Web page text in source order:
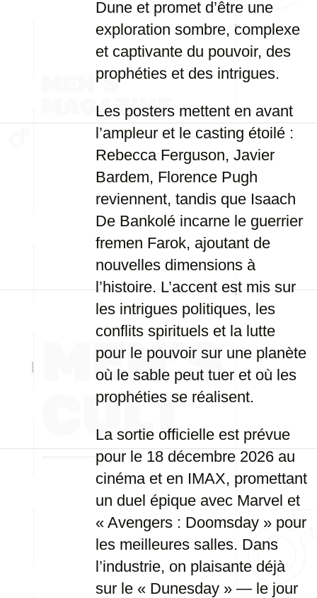
Dune et promet d’être une
exploration sombre, complexe
et captivante du pouvoir, des
prophéties et des intrigues.
Les posters mettent en avant
l’ampleur et le casting étoilé :
Rebecca Ferguson, Javier
Bardem, Florence Pugh
reviennent, tandis que Isaach
De Bankolé incarne le guerrier
fremen Farok, ajoutant de
nouvelles dimensions à
l’histoire. L’accent est mis sur
les intrigues politiques, les
conflits spirituels et la lutte
pour le pouvoir sur une planète
où le sable peut tuer et où les
prophéties se réalisent.
La sortie officielle est prévue
pour le 18 décembre 2026 au
cinéma et en IMAX, promettant
un duel épique avec Marvel et
« Avengers : Doomsday » pour
les meilleures salles. Dans
l’industrie, on plaisante déjà
sur le « Dunesday » — le jour